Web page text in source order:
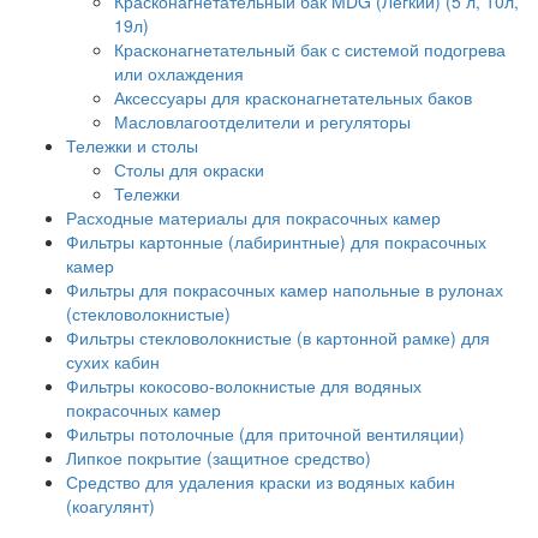
19л)
Красконагнетательный бак с системой подогрева
или охлаждения
Аксессуары для красконагнетательных баков
Масловлагоотделители и регуляторы
Тележки и столы
Столы для окраски
Тележки
Расходные материалы для покрасочных камер
Фильтры картонные (лабиринтные) для покрасочных
камер
Фильтры для покрасочных камер напольные в рулонах
(стекловолокнистые)
Фильтры стекловолокнистые (в картонной рамке) для
сухих кабин
Фильтры кокосово-волокнистые для водяных
покрасочных камер
Фильтры потолочные (для приточной вентиляции)
Липкое покрытие (защитное средство)
Средство для удаления краски из водяных кабин
(коагулянт)